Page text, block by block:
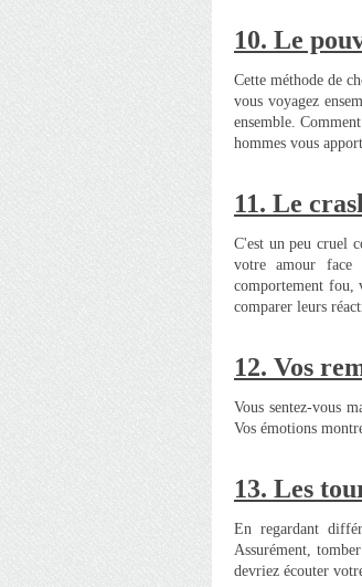
10. Le p
Cette méthode de
vous voyagez
ensemble.
hommes vous
11. Le
C'est un peu cruel
votre amour face
comportement fou,
comparer leurs
12. Vos
Vous sentez-vous
Vos émotions
13. Les t
En regardant
Assurément,
devriez écouter